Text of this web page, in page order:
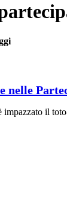
nelle
il